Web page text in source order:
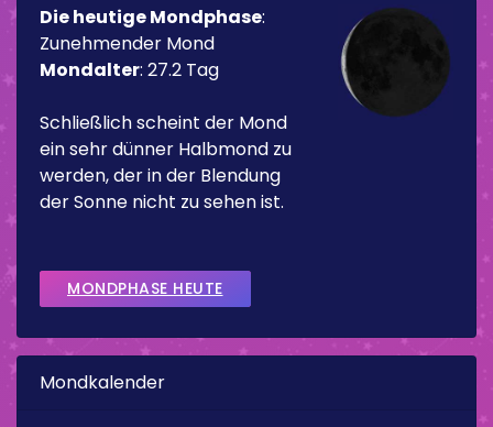
Die heutige Mondphase:
Zunehmender Mond
Mondalter: 27.2 Tag
Schließlich scheint der Mond
ein sehr dünner Halbmond zu
werden, der in der Blendung
der Sonne nicht zu sehen ist.
MONDPHASE HEUTE
Mondkalender